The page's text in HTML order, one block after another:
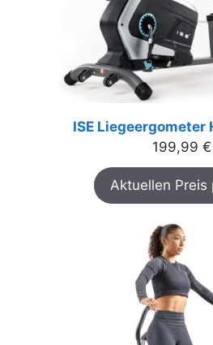
ISE Liegeergometer
199,99 €
Aktuellen Preis